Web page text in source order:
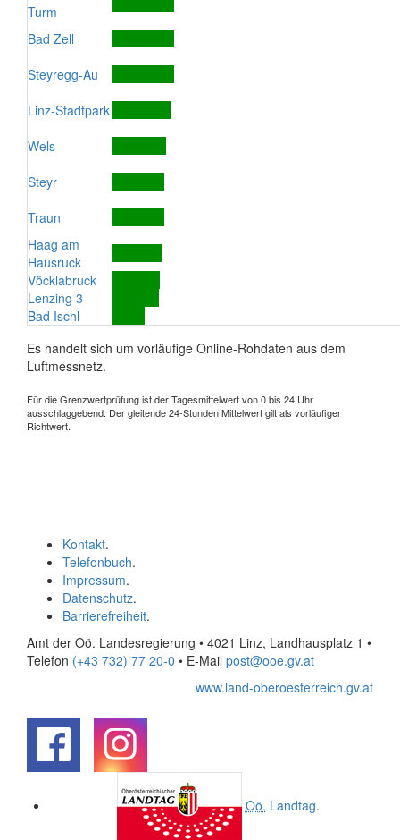
Turm
Bad Zell
Steyregg-Au
Linz-Stadtpark
Wels
Steyr
Traun
Haag am
Hausruck
Vöcklabruck
Lenzing 3
Bad Ischl
Es handelt sich um vorläufige Online-Rohdaten aus dem
Luftmessnetz.
Für die Grenzwertprüfung ist der Tagesmittelwert von 0 bis 24 Uhr
ausschlaggebend. Der gleitende 24-Stunden Mittelwert gilt als vorläufiger
Richtwert.
Kontakt.
Telefonbuch.
Impressum.
Datenschutz.
Barrierefreiheit.
Amt der Oö. Landesregierung • 4021 Linz, Landhausplatz 1 •
Telefon (+43 732) 77 20-0 • E-Mail post@ooe.gv.at
www.land-oberoesterreich.gv.at
Oö. Landtag.